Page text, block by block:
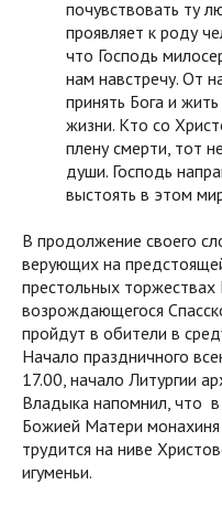
почувствовать ту
проявляет к роду
что Господь
нам навстречу. От
принять Бога и
жизни. Кто со
плену смерти, тот
души. Господь
выстоять в этом
В продолжение своего
верующих на
престольных торжествах
возрождающегося
пройдут в обители в
Начало праздничного
17.00, начало Литургии
Владыка напомнил, что
Божией Матери монахиня
трудится на ниве
игуменьи.